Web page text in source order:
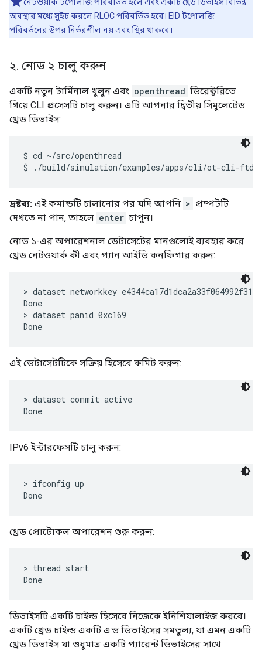
অবস্থার মধ্যে সুইচ করলে RLOC পরিবর্তিত হবে। EID টপোলজি
পরিবর্তনের উপর নির্ভরশীল নয় এবং স্থির থাকবে।
২. নোড ২ চালু করুন
একটি নতুন টার্মিনাল খুলুন এবং openthread ডিরেক্টরিতে
গিয়ে CLI প্রসেসটি চালু করুন। এটি আপনার দ্বিতীয় সিমুলেটেড
থ্রেড ডিভাইস:
$ cd ~/src/openthread
দ্রষ্টব্য: এই কমান্ডটি চালানোর পর যদি আপনি > প্রম্পটটি
দেখতে না পান, তাহলে enter চাপুন।
নোড ১-এর অপারেশনাল ডেটাসেটের মানগুলোই ব্যবহার করে
থ্রেড নেটওয়ার্ক কী এবং প্যান আইডি কনফিগার করুন:
> dataset networkkey
Done
> dataset panid 0xc169
এই ডেটাসেটটিকে সক্রিয় হিসেবে কমিট করুন:
> dataset commit active
IPv6 ইন্টারফেসটি চালু করুন:
> ifconfig up
থ্রেড প্রোটোকল অপারেশন শুরু করুন:
> thread start
ডিভাইসটি একটি চাইল্ড হিসেবে নিজেকে ইনিশিয়ালাইজ করবে।
একটি থ্রেড চাইল্ড একটি এন্ড ডিভাইসের সমতুল্য, যা এমন একটি
থ্রেড ডিভাইস যা শুধুমাত্র একটি প্যারেন্ট ডিভাইসের সাথে